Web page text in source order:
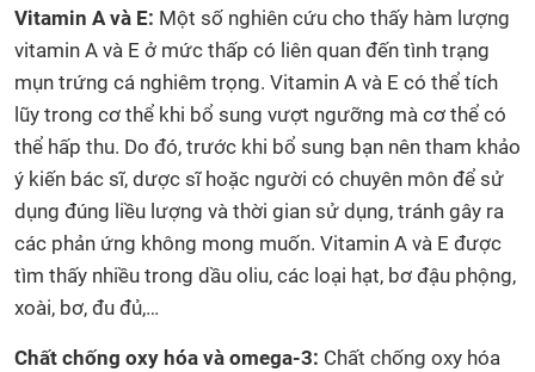
Vitamin A và E: Một số nghiên cứu cho thấy hàm lượng
vitamin A và E ở mức thấp có liên quan đến tình trạng
mụn trứng cá nghiêm trọng. Vitamin A và E có thể tích
lũy trong cơ thể khi bổ sung vượt ngưỡng mà cơ thể có
thể hấp thu. Do đó, trước khi bổ sung bạn nên tham khảo
ý kiến bác sĩ, dược sĩ hoặc người có chuyên môn để sử
dụng đúng liều lượng và thời gian sử dụng, tránh gây ra
các phản ứng không mong muốn. Vitamin A và E được
tìm thấy nhiều trong dầu oliu, các loại hạt, bơ đậu phộng,
xoài, bơ, đu đủ,…
Chất chống oxy hóa và omega-3: Chất chống oxy hóa